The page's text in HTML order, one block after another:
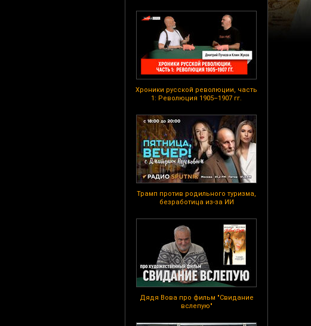
Хроники русской революции, часть
1: Революция 1905–1907 гг.
Трамп против родильного туризма,
безработица из-за ИИ
Дядя Вова про фильм "Свидание
вслепую"